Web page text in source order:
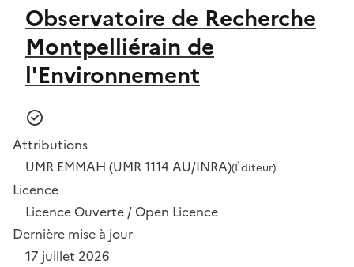
Observatoire de Recherche
Montpelliérain de
l'Environnement
Attributions
UMR EMMAH (UMR 1114 AU/INRA)(Éditeur)
Licence
Licence Ouverte / Open Licence
Dernière mise à jour
17 juillet 2026